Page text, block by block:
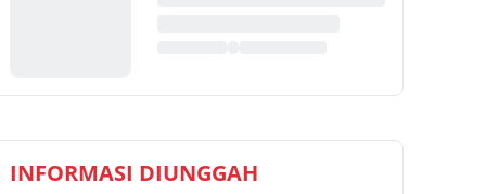
INFORMASI DIUNGGAH